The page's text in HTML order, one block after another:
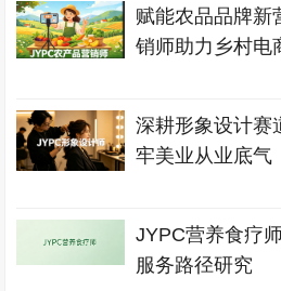
赋能农品品牌新
销师助力乡村电
深耕形象设计赛
牢美业从业底气
JYPC营养食疗
服务路径研究